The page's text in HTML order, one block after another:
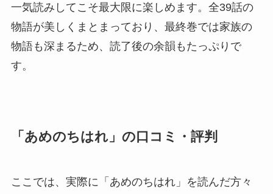
一気読みしてこそ最大限に楽しめます。全39話の
物語が美しくまとまっており、最終巻では家族の
物語も深まるため、読了後の余韻もたっぷりで
す。
「あめのちはれ」の口コミ・評判
ここでは、実際に「あめのちはれ」を読んだ方々